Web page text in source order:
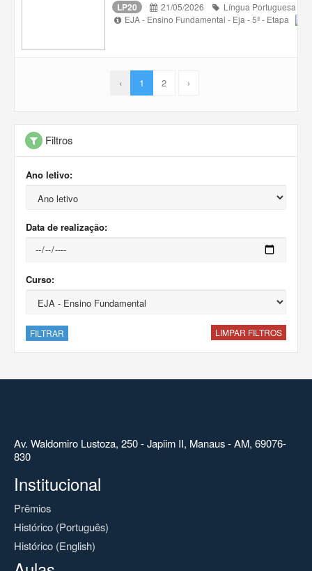
LP20 21/05/2026
Língua Portuguesa
EJA - Ensino Fundamental - Eja - 5ª - Etapa
‹ 1 2 ›
Filtros
Ano letivo:
Data de realização:
Curso:
FILTRAR LIMPAR FILTROS
Av. Waldomiro Lustoza, 250 - Japiim II, Manaus - AM, 69076-
830
Institucional
Prêmios
Histórico (Português)
Histórico (English)